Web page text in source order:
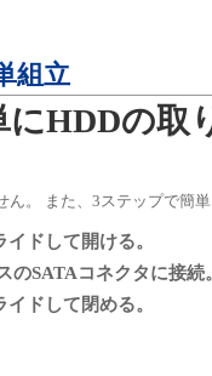
組立
にHDDの取
。 また、3ステップで簡単
ドして開ける。
のSATAコネクタに接続。
ドして閉める。